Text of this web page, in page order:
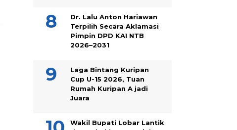
Dr. Lalu Anton Hariawan
Terpilih Secara Aklamasi
Pimpin DPD KAI NTB
2026–2031
Laga Bintang Kuripan
Cup U-15 2026, Tuan
Rumah Kuripan A jadi
Juara
Wakil Bupati Lobar Lantik